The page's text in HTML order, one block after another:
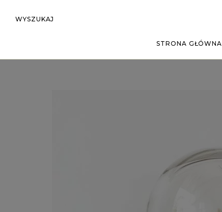
WYSZUKAJ
STRONA GŁÓWNA